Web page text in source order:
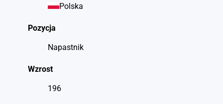
Polska
Pozycja
Napastnik
Wzrost
196